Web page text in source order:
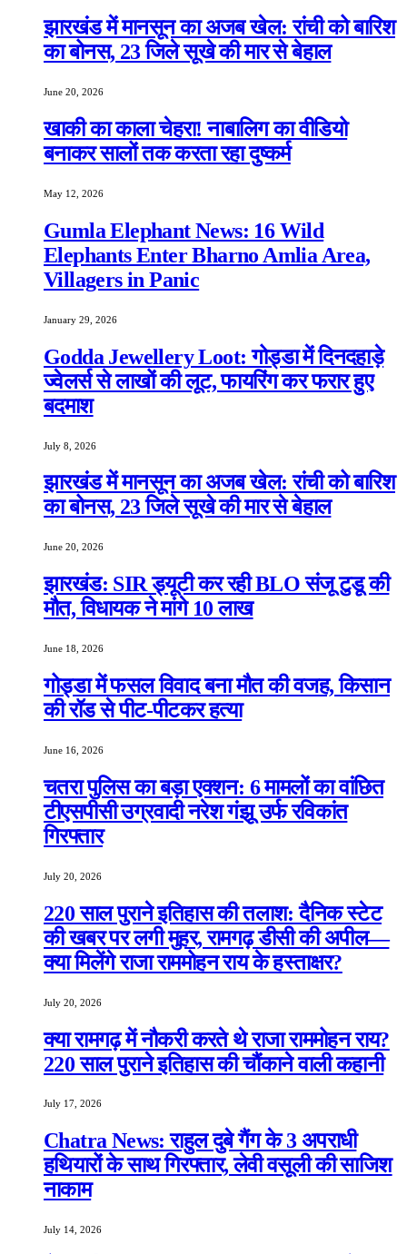
झारखंड में मानसून का अजब खेल: रांची को बारिश
का बोनस, 23 जिले सूखे की मार से बेहाल
June 20, 2026
खाकी का काला चेहरा! नाबालिग का वीडियो
बनाकर सालों तक करता रहा दुष्कर्म
May 12, 2026
Gumla Elephant News: 16 Wild
Elephants Enter Bharno Amlia Area,
Villagers in Panic
January 29, 2026
Godda Jewellery Loot: गोड्डा में दिनदहाड़े
ज्वेलर्स से लाखों की लूट, फायरिंग कर फरार हुए
बदमाश
July 8, 2026
झारखंड में मानसून का अजब खेल: रांची को बारिश
का बोनस, 23 जिले सूखे की मार से बेहाल
June 20, 2026
झारखंड: SIR ड्यूटी कर रही BLO संजू टुडू की
मौत, विधायक ने मांगे 10 लाख
June 18, 2026
गोड्डा में फसल विवाद बना मौत की वजह, किसान
की रॉड से पीट-पीटकर हत्या
June 16, 2026
चतरा पुलिस का बड़ा एक्शन: 6 मामलों का वांछित
टीएसपीसी उग्रवादी नरेश गंझू उर्फ रविकांत
गिरफ्तार
July 20, 2026
220 साल पुराने इतिहास की तलाश: दैनिक स्टेट
की खबर पर लगी मुहर, रामगढ़ डीसी की अपील—
क्या मिलेंगे राजा राममोहन राय के हस्ताक्षर?
July 20, 2026
क्या रामगढ़ में नौकरी करते थे राजा राममोहन राय?
220 साल पुराने इतिहास की चौंकाने वाली कहानी
July 17, 2026
Chatra News: राहुल दुबे गैंग के 3 अपराधी
हथियारों के साथ गिरफ्तार, लेवी वसूली की साजिश
नाकाम
July 14, 2026